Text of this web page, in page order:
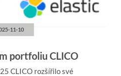
11-10
portfoliu CLICO
CLICO rozšířilo své